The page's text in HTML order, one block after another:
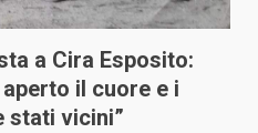
a Cira Esposito:
il cuore e i
stati vicini”